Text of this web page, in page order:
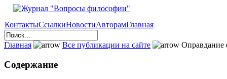
КонтактыСсылкиНовостиАвторамГлавная
Главная Все публикации на сайте Оправдание
Содержание